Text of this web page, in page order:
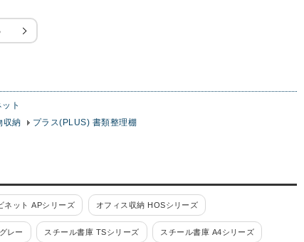
ト
収納 プラス(PLUS) 書類整理棚
ネット APシリーズ オフィス収納 HOSシリーズ
レー スチール書庫 TSシリーズ スチール書庫 A4シリーズ